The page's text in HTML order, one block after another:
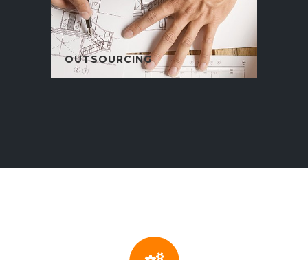
OUTSOURCING